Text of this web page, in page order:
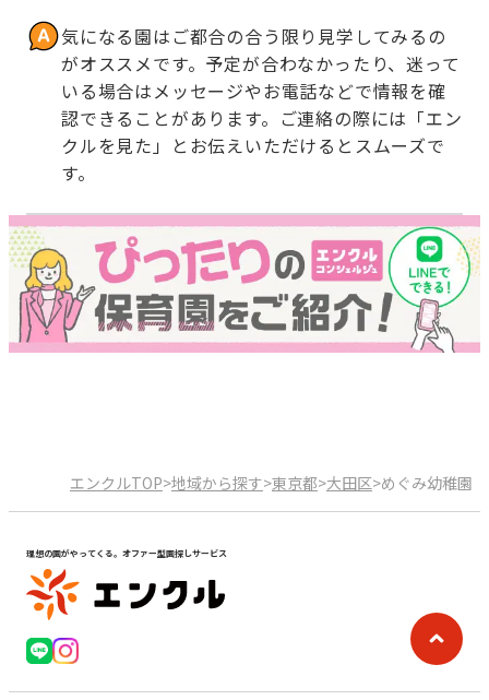
気になる園はご都合の合う限り見学してみるの
がオススメです。予定が合わなかったり、迷って
いる場合はメッセージやお電話などで情報を確
認できることがあります。ご連絡の際には「エン
クルを見た」とお伝えいただけるとスムーズで
す。
エンクルTOP>地域から探す>東京都>大田区>めぐみ幼稚園
理想の園がやってくる。オファー型園探しサービス